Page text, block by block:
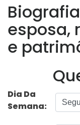
esposa,
e
Dia Da
Semana: